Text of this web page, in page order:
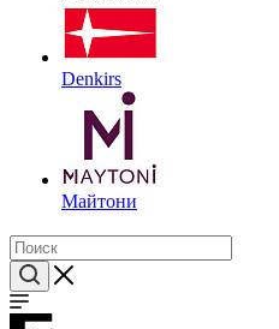
Denkirs
Майтони